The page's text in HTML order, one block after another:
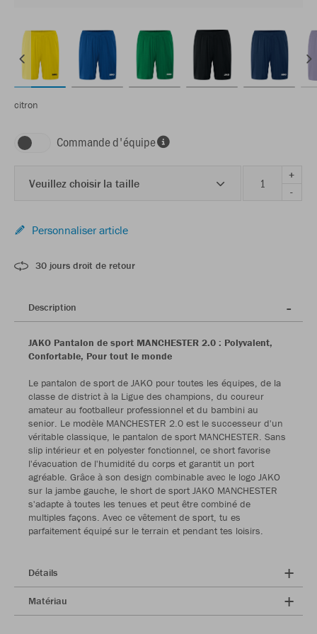
citron
Commande d'équipe
Veuillez choisir la taille
+
-
Personnaliser article
30 jours droit de retour
Description
JAKO Pantalon de sport MANCHESTER 2.0 : Polyvalent,
Confortable, Pour tout le monde
Le pantalon de sport de JAKO pour toutes les équipes, de la
classe de district à la Ligue des champions, du coureur
amateur au footballeur professionnel et du bambini au
senior. Le modèle MANCHESTER 2.0 est le successeur d'un
véritable classique, le pantalon de sport MANCHESTER. Sans
slip intérieur et en polyester fonctionnel, ce short favorise
l'évacuation de l'humidité du corps et garantit un port
agréable. Grâce à son design combinable avec le logo JAKO
sur la jambe gauche, le short de sport JAKO MANCHESTER
s'adapte à toutes les tenues et peut être combiné de
multiples façons. Avec ce vêtement de sport, tu es
parfaitement équipé sur le terrain et pendant tes loisirs.
Détails
Matériau